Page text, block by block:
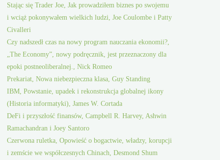
Stając się Trader Joe, Jak prowadziłem biznes po swojemu
i wciąż pokonywałem wielkich ludzi, Joe Coulombe i Patty
Civalleri
Czy nadszedł czas na nowy program nauczania ekonomii?,
„The Economy”, nowy podręcznik, jest przeznaczony dla
epoki postneoliberalnej., Nick Romeo
Prekariat, Nowa niebezpieczna klasa, Guy Standing
IBM, Powstanie, upadek i rekonstrukcja globalnej ikony
(Historia informatyki), James W. Cortada
DeFi i przyszłość finansów, Campbell R. Harvey, Ashwin
Ramachandran i Joey Santoro
Czerwona ruletka, Opowieść o bogactwie, władzy, korupcji
i zemście we współczesnych Chinach, Desmond Shum